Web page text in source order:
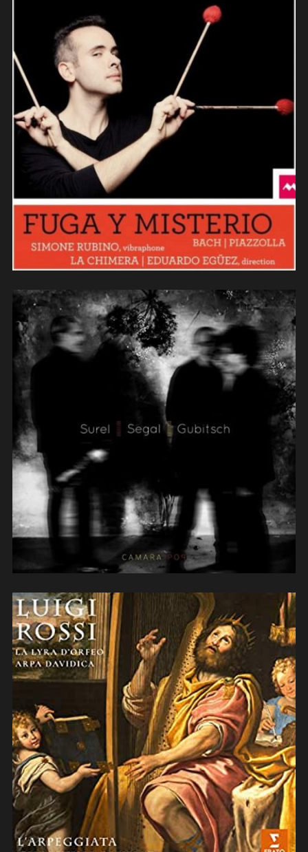
Simone Rubino-La Chimera (2020)
(composition/contrebasse)
Surel-Ségal-Gubitsch « Camara
pop » (2019)
Luigi Rossi – L’Arpeggiata Christina
Pluhar (2019)(contrebasse)